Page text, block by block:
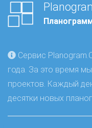
Сервис
года. За это время
проектов. Каждый
десятки новых